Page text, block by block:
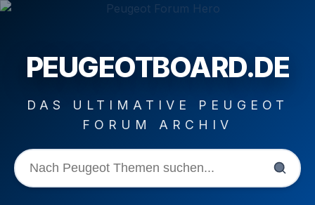
PEUGEOTBOARD.DE
DAS ULTIMATIVE PEUGEOT
FORUM ARCHIV